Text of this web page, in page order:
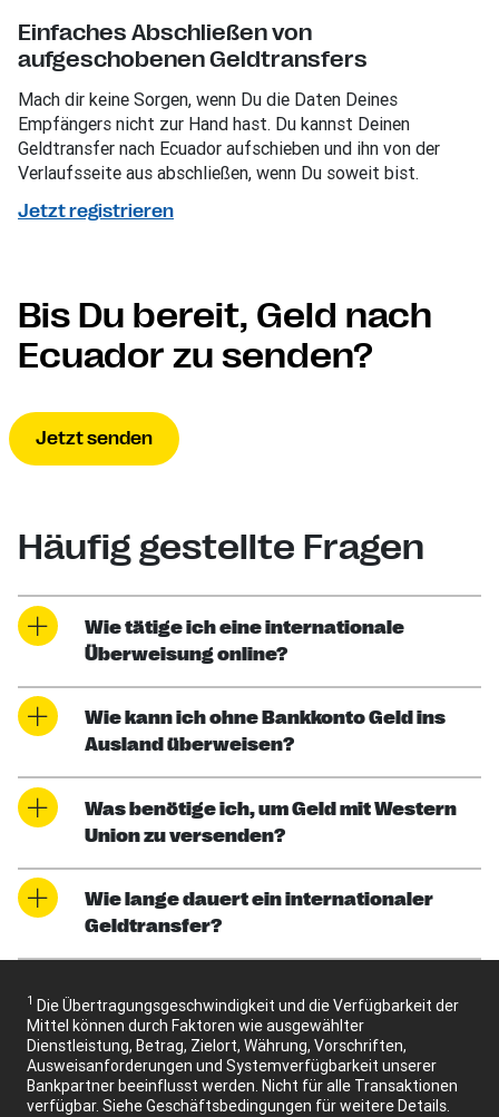
Einfaches Abschließen von
aufgeschobenen Geldtransfers
Mach dir keine Sorgen, wenn Du die Daten Deines
Empfängers nicht zur Hand hast. Du kannst Deinen
Geldtransfer nach Ecuador aufschieben und ihn von der
Verlaufsseite aus abschließen, wenn Du soweit bist.
Jetzt registrieren
Bis Du bereit, Geld nach
Ecuador zu senden?
Jetzt senden
Häufig gestellte Fragen
Wie tätige ich eine internationale
Überweisung online?
Wie kann ich ohne Bankkonto Geld ins
Ausland überweisen?
Was benötige ich, um Geld mit Western
Union zu versenden?
Wie lange dauert ein internationaler
Geldtransfer?
1 Die Übertragungsgeschwindigkeit und die Verfügbarkeit der
Mittel können durch Faktoren wie ausgewählter
Dienstleistung, Betrag, Zielort, Währung, Vorschriften,
Ausweisanforderungen und Systemverfügbarkeit unserer
Bankpartner beeinflusst werden. Nicht für alle Transaktionen
verfügbar. Siehe Geschäftsbedingungen für weitere Details.